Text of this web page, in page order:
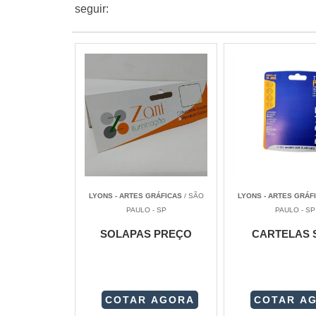
seguir:
LYONS - ARTES GRÁFICAS/ SÃO
PAULO - SP
SOLAPAS PREÇO
COTAR AGORA
LYONS - ARTES
PAULO - SP
CARTELAS
COTAR